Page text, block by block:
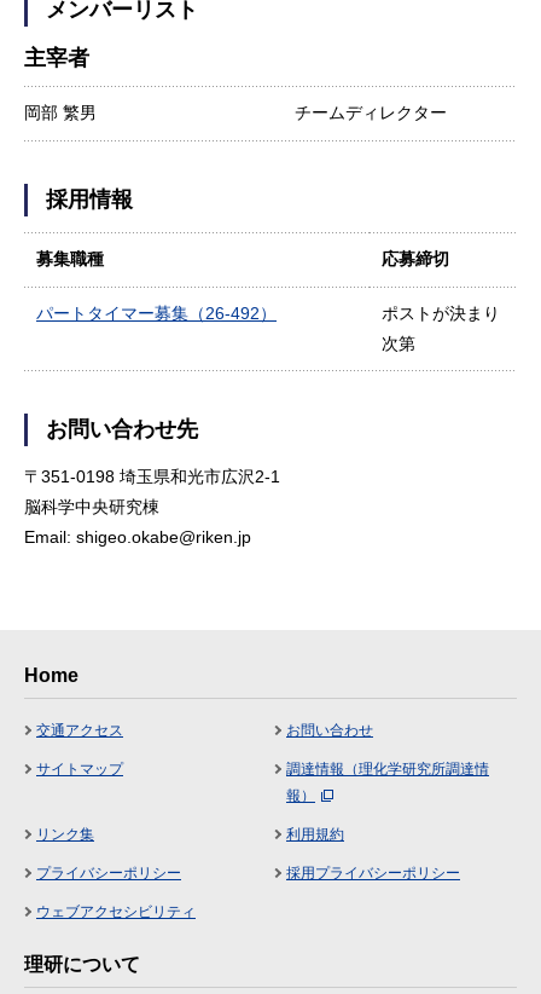
メンバーリスト
主宰者
岡部 繁男 チームディレクター
採用情報
募集職種 応募締切
パートタイマー募集（26-492）
ポストが決まり
次第
お問い合わせ先
〒351-0198 埼玉県和光市広沢2-1
脳科学中央研究棟
Email: shigeo.okabe@riken.jp
Home
交通アクセス お問い合わせ
サイトマップ
調達情報（理化学研究所調達情
報）
リンク集 利用規約
プライバシーポリシー 採用プライバシーポリシー
ウェブアクセシビリティ
理研について